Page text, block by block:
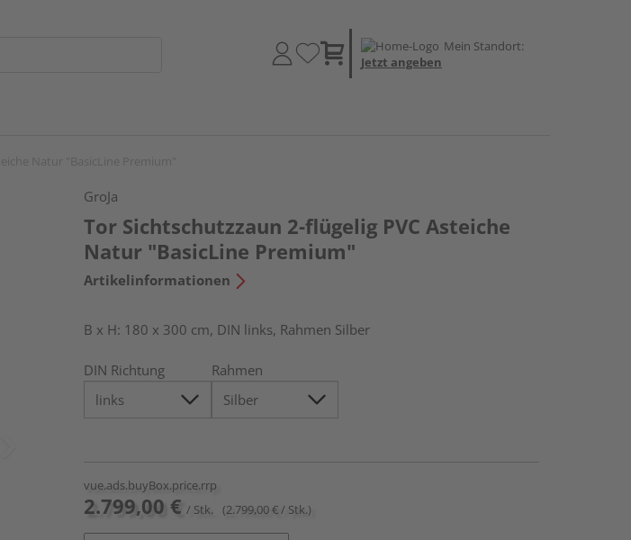
Mein Standort:
Jetzt angeben
GroJa
Tor Sichtschutzzaun 2-flügelig PVC Asteiche
Natur "BasicLine Premium"
Artikelinformationen
B x H: 180 x 300 cm, DIN links, Rahmen Silber
DIN Richtung Rahmen
vue.ads.buyBox.price.rrp
2.799,00 € / Stk. (2.799,00 € / Stk.)